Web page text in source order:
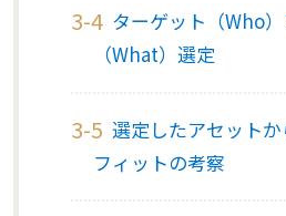
ターゲット（Who
（What）選定
選定したアセット
フィットの考察